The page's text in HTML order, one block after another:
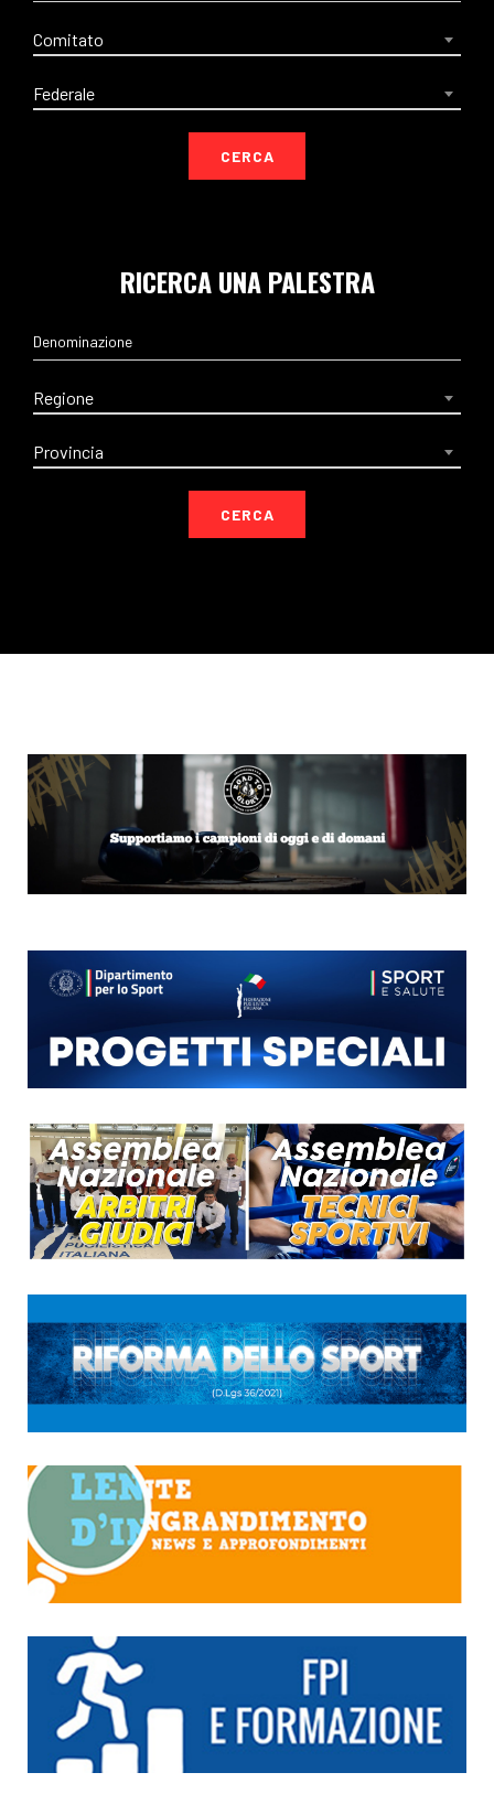
Comitato
Federale
CERCA
RICERCA UNA PALESTRA
Regione
Provincia
CERCA